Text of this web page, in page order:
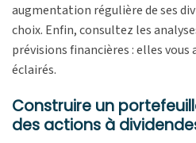
augmentation régulière de ses
choix. Enfin, consultez les
prévisions financières : elles
éclairés.
Construire un
des actions à